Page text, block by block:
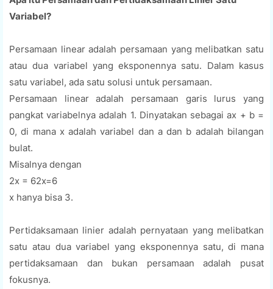
Variabel?
Persamaan linear adalah persamaan yang melibatkan satu
atau dua variabel yang eksponennya satu. Dalam kasus
satu variabel, ada satu solusi untuk persamaan.
Persamaan linear adalah persamaan garis lurus yang
pangkat variabelnya adalah 1. Dinyatakan sebagai ax + b =
0, di mana x adalah variabel dan a dan b adalah bilangan
bulat.
Misalnya dengan
2x = 62x=6
x hanya bisa 3.
Pertidaksamaan linier adalah pernyataan yang melibatkan
satu atau dua variabel yang eksponennya satu, di mana
pertidaksamaan dan bukan persamaan adalah pusat
fokusnya.